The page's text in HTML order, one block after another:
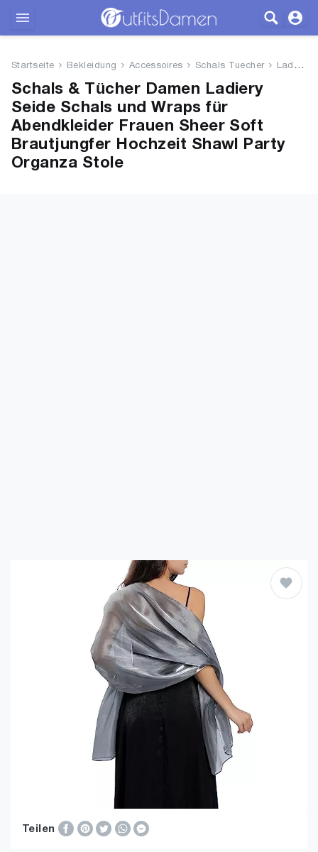
Bekleidung
Wäsche
Schuhe
Startseite Bekleidung Accessoires Schals Tuecher Ladiery Seide Schals und Wraps...
Schals & Tücher Damen Ladiery
Seide Schals und Wraps für
Abendkleider Frauen Sheer Soft
Brautjungfer Hochzeit Shawl Party
Organza Stole
Teilen